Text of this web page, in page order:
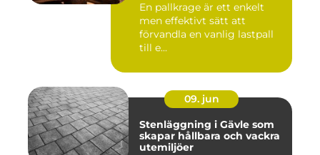
En pallkrage är ett enkelt
men effektivt sätt att
förvandla en vanlig lastpall
till e...
09. jun
Stenläggning i Gävle som
skapar hållbara och vackra
utemiljöer